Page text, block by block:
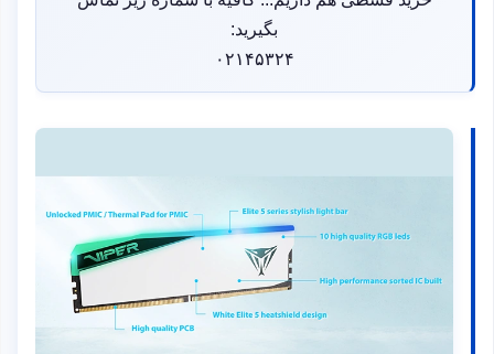
بگیرید:
۰۲۱۴۵۳۲۴